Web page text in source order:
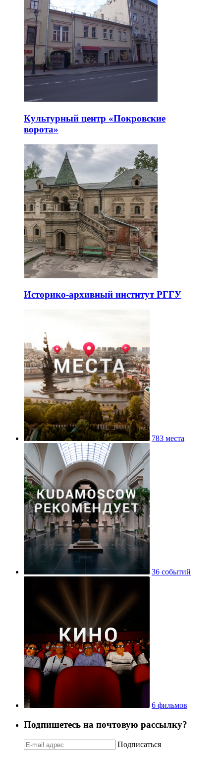
Культурный центр «Покровские
ворота»
Историко-архивный институт РГГУ
783 места
36 событий
6 фильмов
Подпишетесь на почтовую рассылку?
Подписаться